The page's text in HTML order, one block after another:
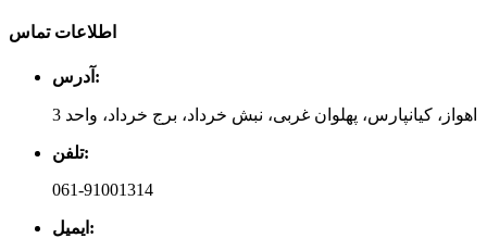
اطلاعات تماس
آدرس:
اهواز، کیانپارس، پهلوان غربی، نبش خرداد، برج خرداد، واحد 3
تلفن:
061-91001314
ایمیل: